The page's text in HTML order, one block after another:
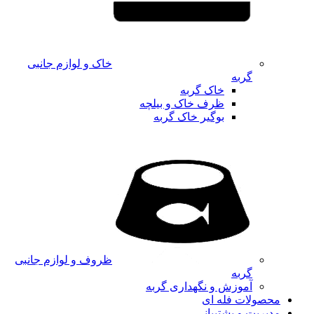
خاک و لوازم جانبی
گربه
خاک گربه
ظرف خاک و بیلچه
بوگیر خاک گربه
ظروف و لوازم جانبی
گربه
آموزش و نگهداری گربه
محصولات فله ای